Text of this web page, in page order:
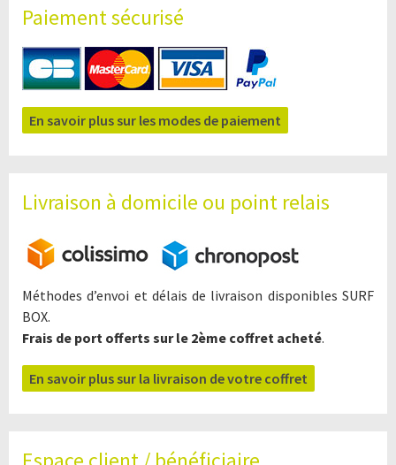
Paiement sécurisé
En savoir plus sur les modes de paiement
Livraison à domicile ou point relais
Méthodes d’envoi et délais de livraison disponibles SURF
BOX.
Frais de port offerts sur le 2ème coffret acheté.
En savoir plus sur la livraison de votre coffret